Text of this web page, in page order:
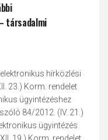
társadalmi
hírközlési
23.) Korm. rendelet
ügyintézéshez
84/2012. (IV. 21.)
ügyintézés